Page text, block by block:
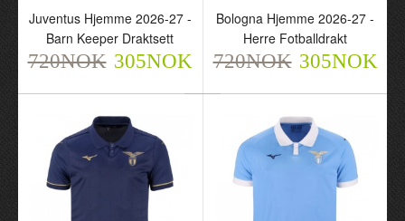
27 - Barn Keeper
Draktsett
720NOK 305NOK
27 - Herre Fotballdrakt
720NOK 305NOK
Juventus Hjemme 2026-27 -
Barn Keeper Draktsett
720NOK 305NOK
Bologna Hjemme 2026-27 -
Herre Fotballdrakt
720NOK 305NOK